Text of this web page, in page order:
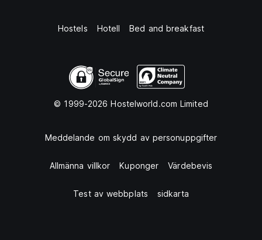
Hostels Hotell Bed and breakfast
© 1999-2026 Hostelworld.com Limited
Meddelande om skydd av personuppgifter
Allmänna villkor Kuponger Värdebevis
Test av webbplats sidkarta